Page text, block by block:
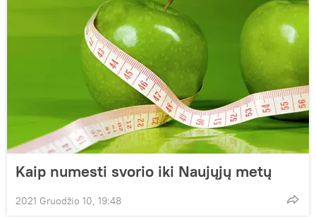
Kaip numesti svorio iki Naujųjų metų
2021 Gruodžio 10, 19:48